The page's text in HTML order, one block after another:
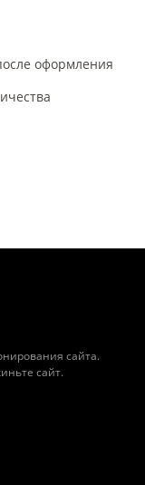
оформления
сайта.
сайт.